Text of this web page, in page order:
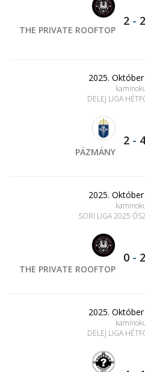
THE PRIVATE ROOFTOP
2 - 2
2025. Október
DELEJ LIGA
PÁZMÁNY
2 -
2025. Október
SORI LIGA 2025
THE PRIVATE ROOFTOP
0 - 2
2025. Október
DELEJ LIGA